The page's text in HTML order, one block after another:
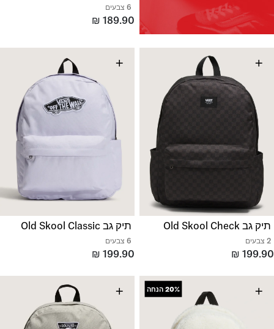
6 צבעים
₪ 189.90
+
תיק גב Old Skool Check
2 צבעים
₪ 199.90
+
תיק גב Old Skool Classic
6 צבעים
₪ 199.90
+
20% הנחה +